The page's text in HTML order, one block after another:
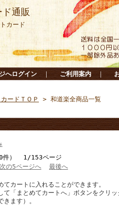
通販
カード
へログイン ｜ ご利用案内 ｜
ードＴＯＰ > 和道楽全商品一覧
件） 1/153ページ
次の5ページへ 最後へ
てカートに入れることができます。
て「まとめてカートへ」ボタンをクリ
ます）。